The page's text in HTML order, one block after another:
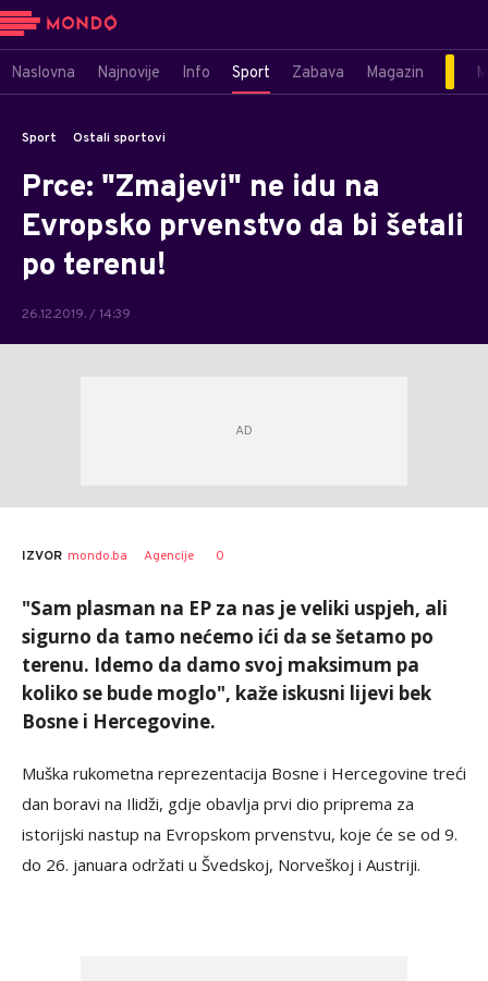
Naslovna Najnovije Info Sport Zabava Magazin
Sport Ostali sportovi
Prce: "Zmajevi" ne idu na
Evropsko prvenstvo da bi šetali
po terenu!
26.12.2019. / 14:39
IZVOR mondo.ba Agencije 0
"Sam plasman na EP za nas je veliki uspjeh, ali
sigurno da tamo nećemo ići da se šetamo po
terenu. Idemo da damo svoj maksimum pa
koliko se bude moglo", kaže iskusni lijevi bek
Bosne i Hercegovine.
Muška rukometna reprezentacija Bosne i Hercegovine treći
dan boravi na Ilidži, gdje obavlja prvi dio priprema za
istorijski nastup na Evropskom prvenstvu, koje će se od 9.
do 26. januara održati u Švedskoj, Norveškoj i Austriji.